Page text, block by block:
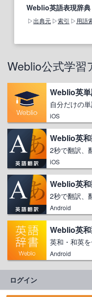
Weblio英語表現辞典
出典元 索引 用語
Weblio公式学習
Weblio英
自分だけの
iOS
Weblio英
2秒で翻訳、
iOS
Weblio英
2秒で翻訳、
Android
Weblio英
英和・和英
Android
ログイン